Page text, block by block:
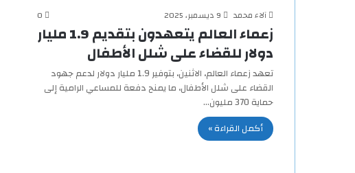
آلاء محمد
9 ديسمبر، 2025 0
زعماء العالم يتعهدون بتقديم 1.9 مليار
دولار للقضاء على شلل الأطفال
تعهد زعماء العالم، الاثنين، بتوفير 1.9 مليار دولار لدعم جهود
القضاء على شلل الأطفال، ما يمنح دفعة للمساعي الرامية إلى
حماية 370 مليون…
أكمل القراءة »